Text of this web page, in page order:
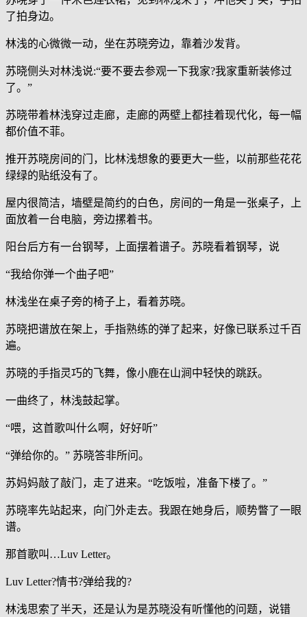
了拍身边。
林浅的心微微一动，坐在苏晓旁边，靠着沙发背。
苏晓侧头对林浅说:“要不要去参观一下我家?我家重新装修过
了。”
苏晓带着林浅穿过走廊，走廊的两壁上都挂着现代化，每一幅
都价值不菲。
推开苏晓房间的门，比林浅想象的要更大一些，以前那些花花
绿绿的贴纸没有了。
屋内很简洁，墙壁是简约的白色，房间的一角是一张桌子，上
面放着一台电脑，旁边摞着书。
阳台后方有一台钢琴，上面摆着谱子。苏晓看着钢琴，说
“我给你弹一个曲子吧”
林浅坐在桌子旁的椅子上，看着苏晓。
苏晓把谱放在架上，手指熟练的弹了起来，好像已联系过千百
遍。
苏晓的手指灵巧的飞舞，像小鹿在山涧中轻快的跳跃。
一曲终了，林浅鼓起掌。
“喂，这首歌叫什么啊，好好听”
“弹给你的。” 苏晓答非所问。
苏妈妈敲了敲门，走了进来。“吃饭啦，准备下楼了。”
苏晓率先站起来，向门外走去。我跟在她身后，顺势瞥了一眼
谱。
那首歌叫…Luv Letter。
Luv Letter?情书?弹给我的?
林浅思索了半天，还是认为是苏晓没有听懂他的问题，说错